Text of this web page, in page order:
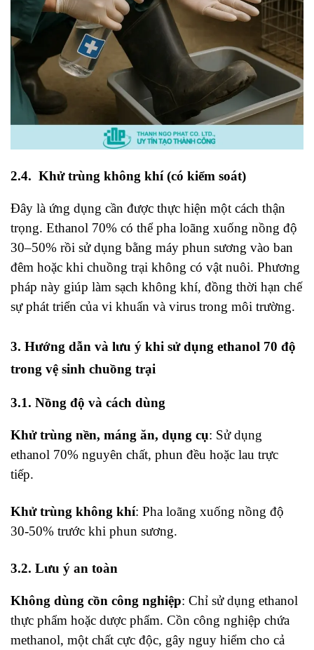
2.4. Khử trùng không khí (có kiểm soát)
Đây là ứng dụng cần được thực hiện một cách thận
trọng. Ethanol 70% có thể pha loãng xuống nồng độ
30–50% rồi sử dụng bằng máy phun sương vào ban
đêm hoặc khi chuồng trại không có vật nuôi. Phương
pháp này giúp làm sạch không khí, đồng thời hạn chế
sự phát triển của vi khuẩn và virus trong môi trường.
3. Hướng dẫn và lưu ý khi sử dụng ethanol 70 độ
trong vệ sinh chuồng trại
3.1. Nồng độ và cách dùng
Khử trùng nền, máng ăn, dụng cụ: Sử dụng
ethanol 70% nguyên chất, phun đều hoặc lau trực
tiếp.
Khử trùng không khí: Pha loãng xuống nồng độ
30-50% trước khi phun sương.
3.2. Lưu ý an toàn
Không dùng cồn công nghiệp: Chỉ sử dụng ethanol
thực phẩm hoặc dược phẩm. Cồn công nghiệp chứa
methanol, một chất cực độc, gây nguy hiểm cho cả